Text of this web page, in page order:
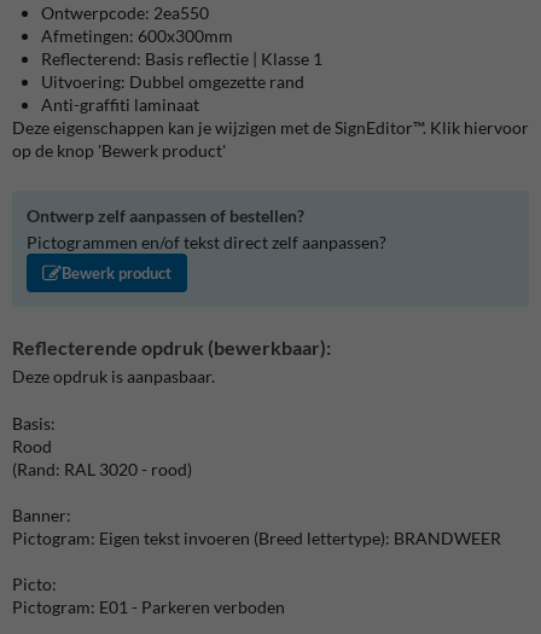
Ontwerpcode: 2ea550
Afmetingen: 600x300mm
Reflecterend: Basis reflectie | Klasse 1
Uitvoering: Dubbel omgezette rand
Anti-graffiti laminaat
Deze eigenschappen kan je wijzigen met de SignEditor™. Klik hiervoor
op de knop 'Bewerk product'
Ontwerp zelf aanpassen of bestellen?
Pictogrammen en/of tekst direct zelf aanpassen?
Bewerk product
Reflecterende opdruk (bewerkbaar):
Deze opdruk is aanpasbaar.
Basis:
Rood
(Rand: RAL 3020 - rood)
Banner:
Pictogram: Eigen tekst invoeren (Breed lettertype): BRANDWEER
Picto:
Pictogram: E01 - Parkeren verboden